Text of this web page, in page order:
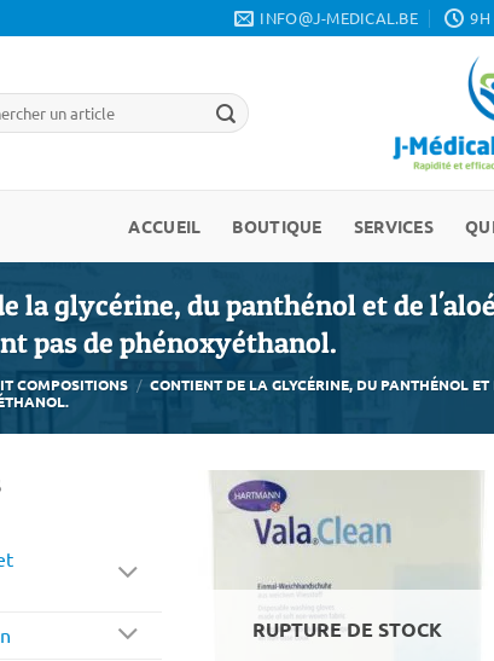
INFO@J-MEDICAL.BE 9H
ACCUEIL BOUTIQUE SERVICES
la glycérine, du panthénol et de
pas de phénoxyéthanol.
COMPOSITIONS / CONTIENT DE LA GLYCÉRINE, DU PANTHÉNOL
RUPTURE DE STOCK